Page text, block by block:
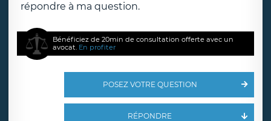
répondre à ma question.
Bénéficiez de 20min de consultation offerte avec un
avocat. En profiter
POSEZ VOTRE QUESTION
RÉPONDRE